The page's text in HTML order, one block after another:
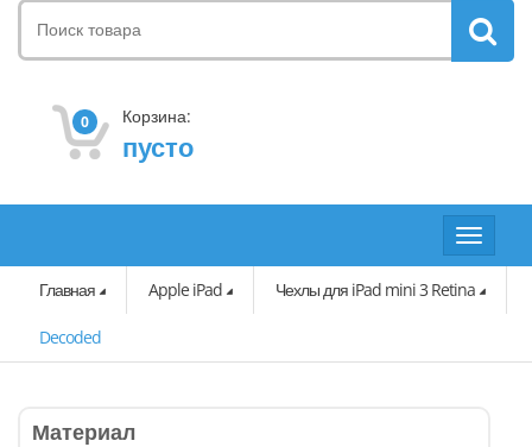
0 Корзина:
пусто
Toggle
Главная
Apple iPad Чехлы для iPad mini 3 Retina
Decoded
Материал